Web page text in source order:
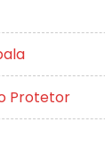
Protetor